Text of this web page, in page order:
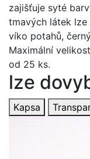
zajišťuje syté
tmavých látek
víko potahů,
Maximální
od 25 ks.
lze
Kapsa